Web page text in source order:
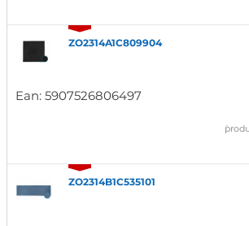
ZO2314A1C809904
Ean: 5907526806497
ZO2314B1C535101